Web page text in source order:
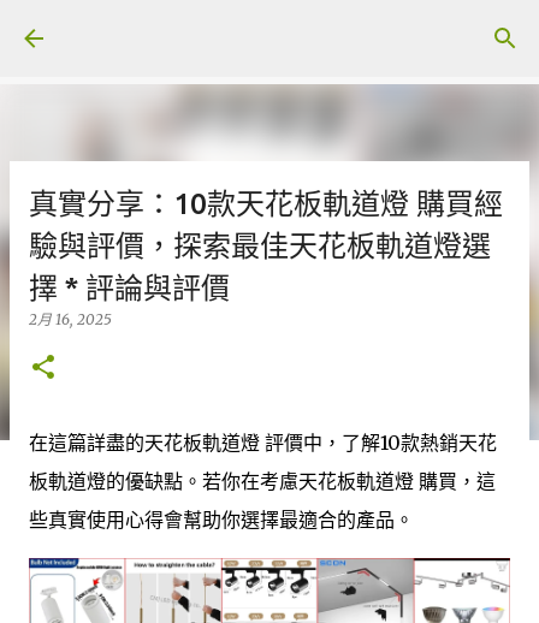
真實分享：10款天花板軌道燈 購買經
驗與評價，探索最佳天花板軌道燈選
擇 * 評論與評價
2月 16, 2025
在這篇詳盡的天花板軌道燈 評價中，了解10款熱銷天花
板軌道燈的優缺點。若你在考慮天花板軌道燈 購買，這
些真實使用心得會幫助你選擇最適合的產品。